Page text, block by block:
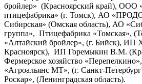
бройлер» (Красноярский край), ООО
птицефабрика» (г. Томск), АО
Сибирская» (Омская область), АО
группа», Птицефабрика «Томская»,
«Алтайский бройлер», (г. Бийск), ИП
Красноярск), ИП Горемыкин В.М.
Фермерское хозяйство
«Агроальянс МТ», (г. Санкт-
Роскар», (Ленинградская область).